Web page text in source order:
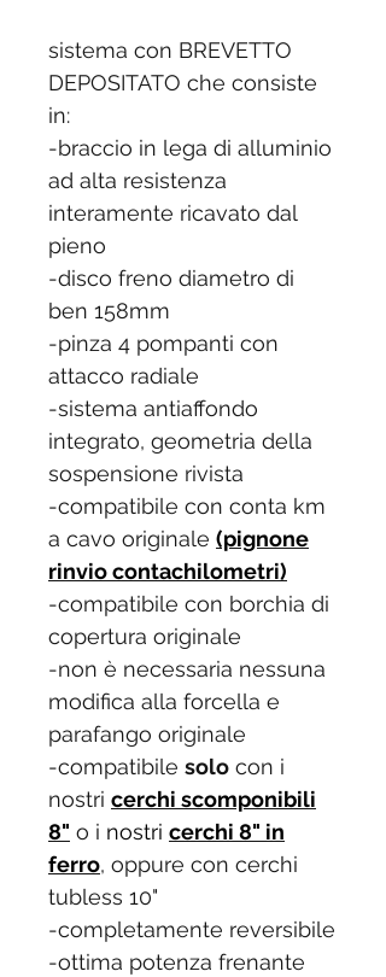
sistema con BREVETTO
DEPOSITATO che consiste
in:
-braccio in lega di alluminio
ad alta resistenza
interamente ricavato dal
pieno
-disco freno diametro di
ben 158mm
-pinza 4 pompanti con
attacco radiale
-sistema antiaffondo
integrato, geometria della
sospensione rivista
-compatibile con conta km
a cavo originale (pignone
rinvio contachilometri)
-compatibile con borchia di
copertura originale
-non è necessaria nessuna
modifica alla forcella e
parafango originale
-compatibile solo con i
nostri cerchi scomponibili
8" o i nostri cerchi 8" in
ferro, oppure con cerchi
tubless 10"
-completamente reversibile
-ottima potenza frenante